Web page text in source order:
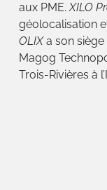
aux PME.XILO
géolocalisation
OLIXa son siège
Magog
Trois-Rivières à